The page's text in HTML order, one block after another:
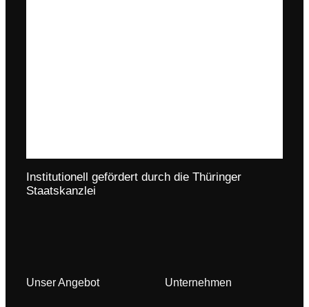
Institutionell gefördert durch die Thüringer
Staatskanzlei
Unser Angebot Unternehmen